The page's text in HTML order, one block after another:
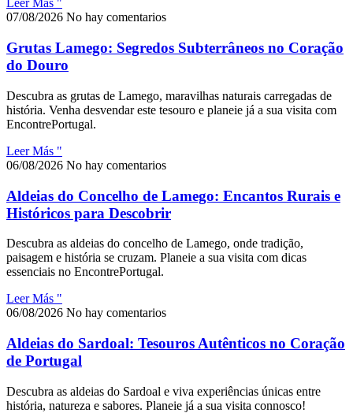
Leer Más "
07/08/2026 No hay comentarios
Grutas Lamego: Segredos Subterrâneos no Coração
do Douro
Descubra as grutas de Lamego, maravilhas naturais carregadas de
história. Venha desvendar este tesouro e planeie já a sua visita com
EncontrePortugal.
Leer Más "
06/08/2026 No hay comentarios
Aldeias do Concelho de Lamego: Encantos Rurais e
Históricos para Descobrir
Descubra as aldeias do concelho de Lamego, onde tradição,
paisagem e história se cruzam. Planeie a sua visita com dicas
essenciais no EncontrePortugal.
Leer Más "
06/08/2026 No hay comentarios
Aldeias do Sardoal: Tesouros Autênticos no Coração
de Portugal
Descubra as aldeias do Sardoal e viva experiências únicas entre
história, natureza e sabores. Planeie já a sua visita connosco!